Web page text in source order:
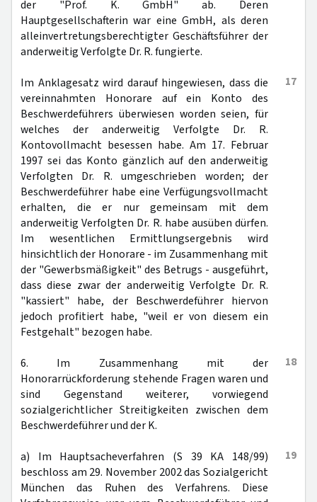
der "Prof. K. GmbH" ab. Deren
Hauptgesellschafterin war eine GmbH, als deren
alleinvertretungsberechtigter Geschäftsführer der
anderweitig Verfolgte Dr. R. fungierte.
17
Im Anklagesatz wird darauf hingewiesen, dass die
vereinnahmten Honorare auf ein Konto des
Beschwerdeführers überwiesen worden seien, für
welches der anderweitig Verfolgte Dr. R.
Kontovollmacht besessen habe. Am 17. Februar
1997 sei das Konto gänzlich auf den anderweitig
Verfolgten Dr. R. umgeschrieben worden; der
Beschwerdeführer habe eine Verfügungsvollmacht
erhalten, die er nur gemeinsam mit dem
anderweitig Verfolgten Dr. R. habe ausüben dürfen.
Im wesentlichen Ermittlungsergebnis wird
hinsichtlich der Honorare - im Zusammenhang mit
der "Gewerbsmäßigkeit" des Betrugs - ausgeführt,
dass diese zwar der anderweitig Verfolgte Dr. R.
"kassiert" habe, der Beschwerdeführer hiervon
jedoch profitiert habe, "weil er von diesem ein
Festgehalt" bezogen habe.
18
6. Im Zusammenhang mit der
Honorarrückforderung stehende Fragen waren und
sind Gegenstand weiterer, vorwiegend
sozialgerichtlicher Streitigkeiten zwischen dem
Beschwerdeführer und der K.
19
a) Im Hauptsacheverfahren (S 39 KA 148/99)
beschloss am 29. November 2002 das Sozialgericht
München das Ruhen des Verfahrens. Diese